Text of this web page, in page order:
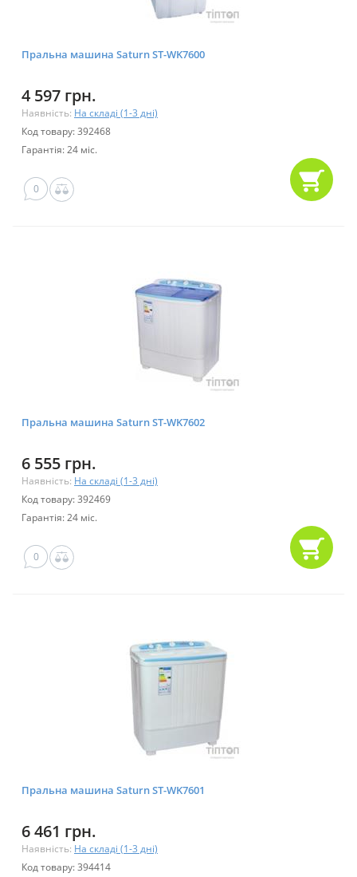
Пральна машина Saturn ST-WK7600
4 597 грн.
Наявність: На складі (1-3 дні)
Код товару: 392468
Гарантія: 24 міс.
0
Пральна машина Saturn ST-WK7602
6 555 грн.
Наявність: На складі (1-3 дні)
Код товару: 392469
Гарантія: 24 міс.
0
Пральна машина Saturn ST-WK7601
6 461 грн.
Наявність: На складі (1-3 дні)
Код товару: 394414